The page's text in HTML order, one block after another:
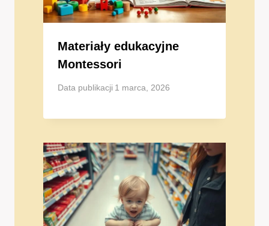
Materiały edukacyjne
Montessori
Data publikacji 1 marca, 2026